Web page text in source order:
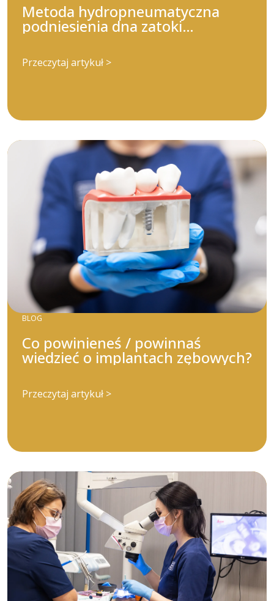
Metoda hydropneumatyczna
podniesienia dna zatoki
szczękowej
Przeczytaj artykuł >
BLOG
Co powinieneś / powinnaś
wiedzieć o implantach zębowych?
Przeczytaj artykuł >